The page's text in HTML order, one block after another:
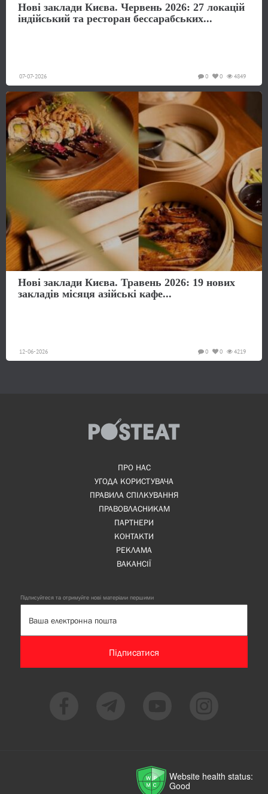
Нові заклади Києва. Червень 2026: 27 локацій
індійський та ресторан бессарабських...
07-07-2026 4849
0
0
Нові заклади Києва. Травень 2026: 19 нових
закладів місяця азійські кафе...
12-06-2026 4219
0
0
ПРО НАС
УГОДА КОРИСТУВАЧА
ПРАВИЛА СПІЛКУВАННЯ
ПРАВОВЛАСНИКАМ
ПАРТНЕРИ
КОНТАКТИ
РЕКЛАМА
ВАКАНСІЇ
Підписуйтеся та отримуйте нові матеріали першими
Підписатися
Website health status:
Good